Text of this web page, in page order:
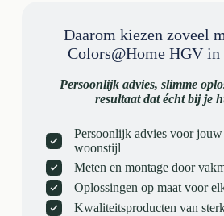
Daarom kiezen zoveel
Colors@Home HGV
Persoonlijk advies, slimme
resultaat dat écht bij je
Persoonlijk advies voor
woonstijl
Meten en montage door
Oplossingen op maat voor
Kwaliteitsproducten van